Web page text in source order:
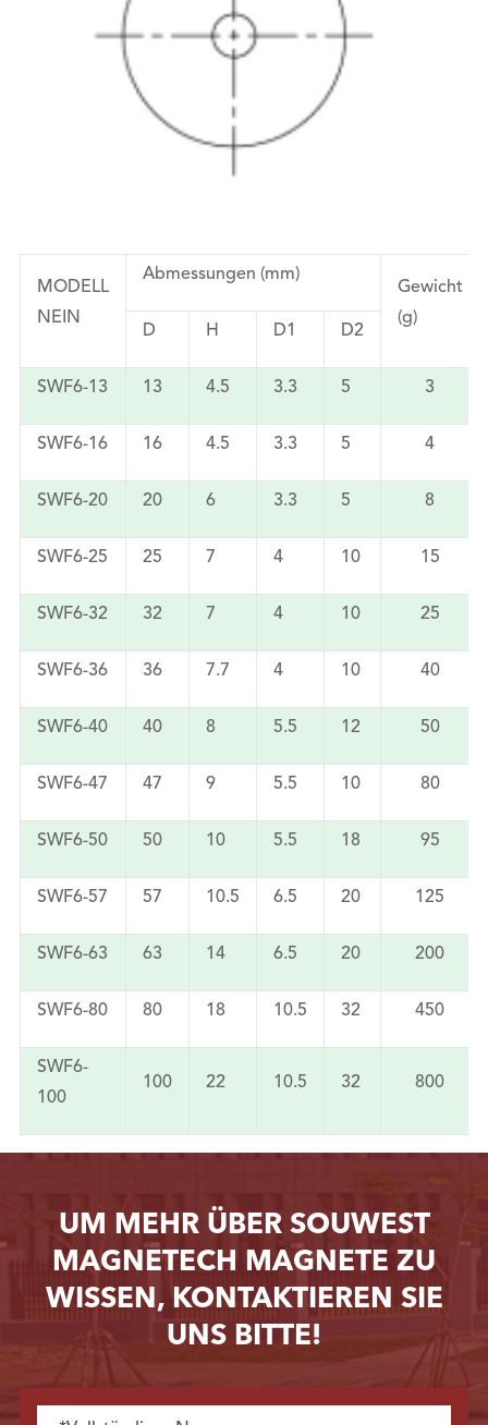
MODELL
NEIN
Abmessungen (mm)
Gewicht
(g)
D H D1 D2
SWF6-13 13 4.5 3.3 5 3
SWF6-16 16 4.5 3.3 5 4
SWF6-20 20 6 3.3 5 8
SWF6-25 25 7 4 10 15
SWF6-32 32 7 4 10 25
SWF6-36 36 7.7 4 10 40
SWF6-40 40 8 5.5 12 50
SWF6-47 47 9 5.5 10 80
SWF6-50 50 10 5.5 18 95
SWF6-57 57 10.5 6.5 20 125
SWF6-63 63 14 6.5 20 200
SWF6-80 80 18 10.5 32 450
SWF6-
100
100 22 10.5 32 800
UM MEHR ÜBER SOUWEST
MAGNETECH MAGNETE ZU
WISSEN, KONTAKTIEREN SIE
UNS BITTE!